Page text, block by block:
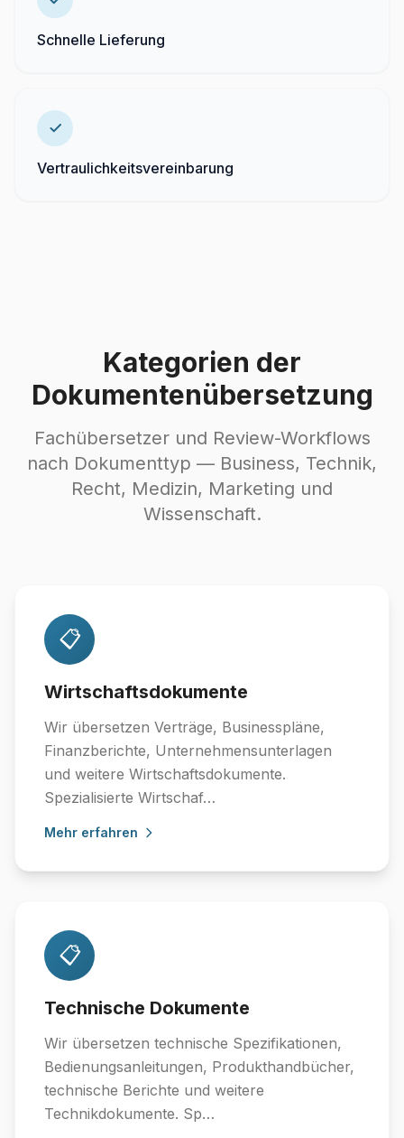
Schnelle Lieferung
Vertraulichkeitsvereinbarung
Kategorien der
Dokumentenübersetzung
Fachübersetzer und Review-Workflows
nach Dokumenttyp — Business, Technik,
Recht, Medizin, Marketing und
Wissenschaft.
📋
Wirtschaftsdokumente
Wir übersetzen Verträge, Businesspläne,
Finanzberichte, Unternehmensunterlagen
und weitere Wirtschaftsdokumente.
Spezialisierte Wirtschaf…
Mehr erfahren
📋
Technische Dokumente
Wir übersetzen technische Spezifikationen,
Bedienungsanleitungen, Produkthandbücher,
technische Berichte und weitere
Technikdokumente. Sp…